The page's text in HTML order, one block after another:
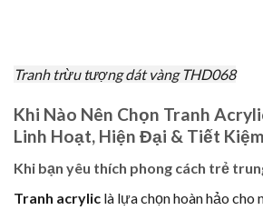
Tranh trừu tượng dát vàng THD068
Khi Nào Nên Chọn Tranh
Linh Hoạt, Hiện Đại & Tiết Kiệm
Khi bạn yêu thích phong cách trẻ
Tranh acrylic là lựa chọn hoàn hảo cho